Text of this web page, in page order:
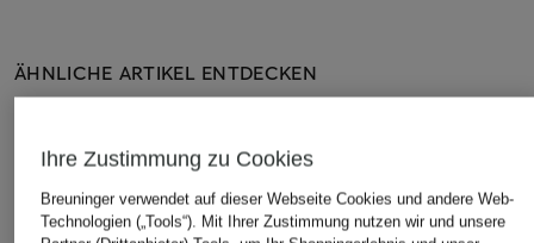
ÄHNLICHE ARTIKEL ENTDECKEN
Ihre Zustimmung zu Cookies
Breuninger verwendet auf dieser Webseite Cookies und andere Web-
Technologien („Tools“). Mit Ihrer Zustimmung nutzen wir und unsere